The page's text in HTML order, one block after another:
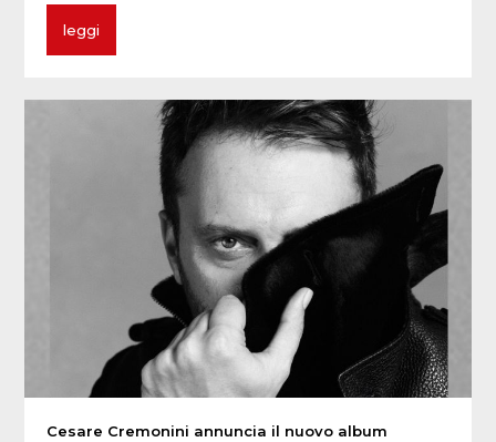
leggi
Cesare Cremonini annuncia il nuovo album